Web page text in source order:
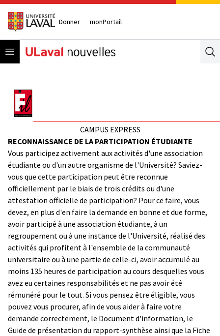
Donner monPortail
Open menu
CAMPUS EXPRESS
RECONNAISSANCE DE LA PARTICIPATION ÉTUDIANTE
Vous participez activement aux activités d'une association
étudiante ou d'un autre organisme de l'Université? Saviez-
vous que cette participation peut être reconnue
officiellement par le biais de trois crédits ou d'une
attestation officielle de participation? Pour ce faire, vous
devez, en plus d'en faire la demande en bonne et due forme,
avoir participé à une association étudiante, à un
regroupement ou à une instance de l'Université, réalisé des
activités qui profitent à l'ensemble de la communauté
universitaire ou à une partie de celle-ci, avoir accumulé au
moins 135 heures de participation au cours desquelles vous
avez eu certaines responsabilités et ne pas avoir été
rémunéré pour le tout. Si vous pensez être éligible, vous
pouvez vous procurer, afin de vous aider à faire votre
demande correctement, le Document d'information, le
Guide de présentation du rapport-synthèse ainsi que la Fiche